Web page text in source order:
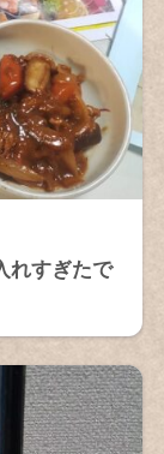
れすぎたで